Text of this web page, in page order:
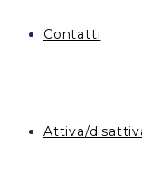
Contatti
Attiva/